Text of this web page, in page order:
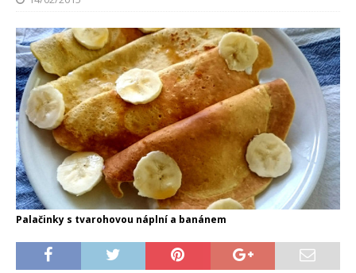
Palačinky s tvarohovou náplní a banánem